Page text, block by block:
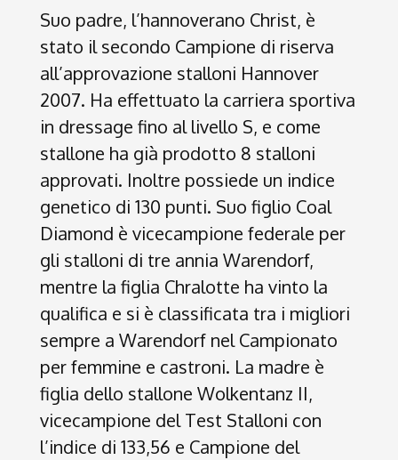
Suo padre, l’hannoverano Christ, è
stato il secondo Campione di riserva
all’approvazione stalloni Hannover
2007. Ha effettuato la carriera sportiva
in dressage fino al livello S, e come
stallone ha già prodotto 8 stalloni
approvati. Inoltre possiede un indice
genetico di 130 punti. Suo figlio Coal
Diamond è vicecampione federale per
gli stalloni di tre annia Warendorf,
mentre la figlia Chralotte ha vinto la
qualifica e si è classificata tra i migliori
sempre a Warendorf nel Campionato
per femmine e castroni. La madre è
figlia dello stallone Wolkentanz II,
vicecampione del Test Stalloni con
l’indice di 133,56 e Campione del